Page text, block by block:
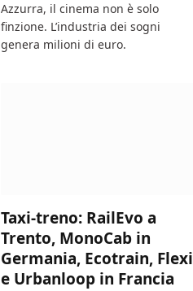
Azzurra, il cinema non è solo
finzione. L’industria dei sogni
genera milioni di euro.
Taxi-treno: RailEvo a
Trento, MonoCab in
Germania, Ecotrain, Flexi
e Urbanloop in Francia